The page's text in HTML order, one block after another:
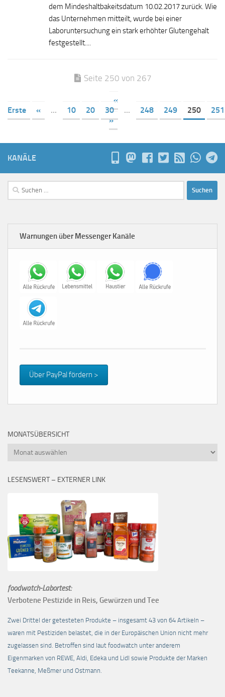
dem Mindeshaltbakeitsdatum 10.02.2017 zurück. Wie
das Unternehmen mitteilt, wurde bei einer
Laboruntersuchung ein stark erhöhter Glutengehalt
festgestellt....
Seite 250 von 267
«
Erste
« ... 10 20 30 ... 248 249 250
251
»
KANÄLE
Suchen
nach:
Warnungen über Messenger Kanäle
Über PayPal fördern >
MONATSÜBERSICHT
Monatsübersicht
LESENSWERT – EXTERNER LINK
foodwatch-Labortest:
Verbotene Pestizide in Reis, Gewürzen und Tee
Zwei Drittel der getesteten Produkte – insgesamt 43 von 64 Artikeln –
waren mit Pestiziden belastet, die in der Europäischen Union nicht mehr
zugelassen sind. Betroffen sind laut foodwatch unter anderem
Eigenmarken von REWE, Aldi, Edeka und Lidl sowie Produkte der Marken
Teekanne, Meßmer und Ostmann.